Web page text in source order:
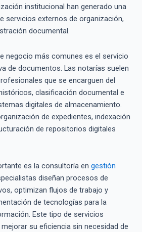
institucional han generado una
servicios externos de organización,
documental.
negocio más comunes es el servicio
de documentos. Las notarías suelen
que se encarguen del
clasificación documental e
digitales de almacenamiento.
de expedientes, indexación
de repositorios digitales
es la consultoría en gestión
diseñan procesos de
optimizan flujos de trabajo y
de tecnologías para la
Este tipo de servicios
su eficiencia sin necesidad de